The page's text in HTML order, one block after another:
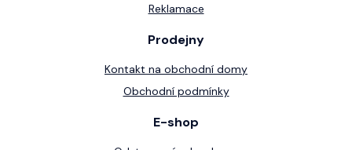
Reklamace
Prodejny
Kontakt na obchodní domy
Obchodní podmínky
E-shop